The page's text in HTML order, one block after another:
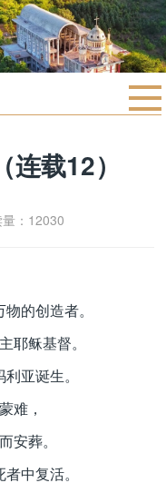
连载12）
：12030
的创造者。
耶稣基督。
亚诞生。
难，
安葬。
中复活。